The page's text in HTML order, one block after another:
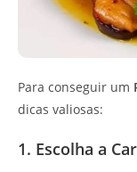
Para conseguir um
dicas valiosas:
1. Escolha a